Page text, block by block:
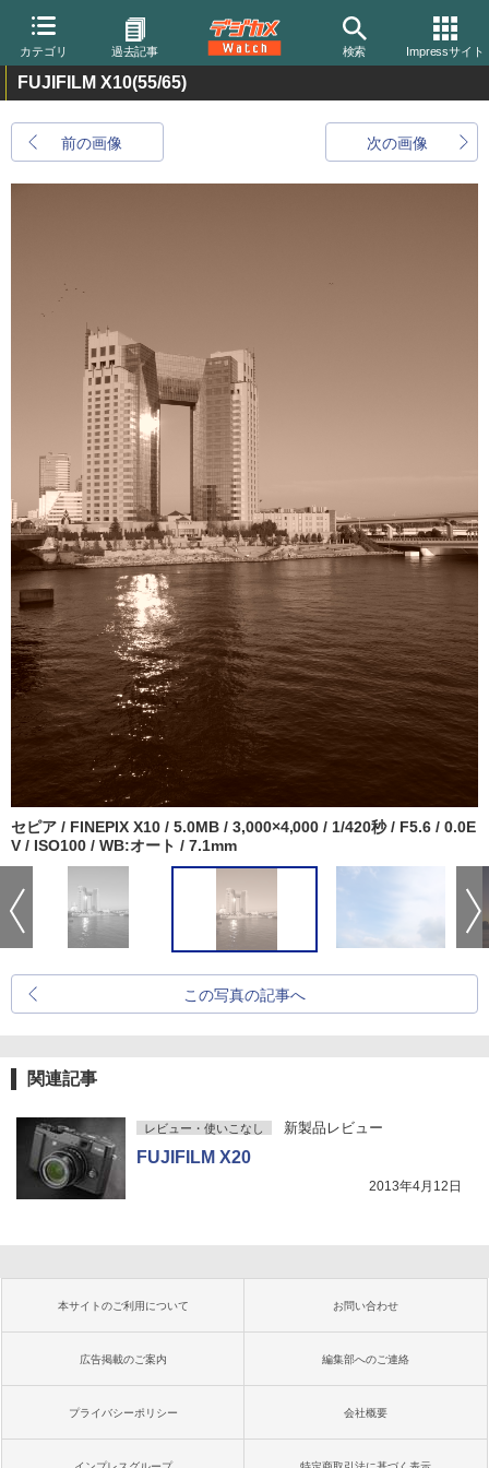
カテゴリ 過去記事 検索 Impressサイト
FUJIFILM X10(55/65)
前の画像 次の画像
セピア / FINEPIX X10 / 5.0MB / 3,000×4,000 / 1/420秒 / F5.6 / 0.0E
V / ISO100 / WB:オート / 7.1mm
この写真の記事へ
関連記事
レビュー・使いこなし 新製品レビュー
FUJIFILM X20
2013年4月12日
本サイトのご利用について お問い合わせ
広告掲載のご案内 編集部へのご連絡
プライバシーポリシー 会社概要